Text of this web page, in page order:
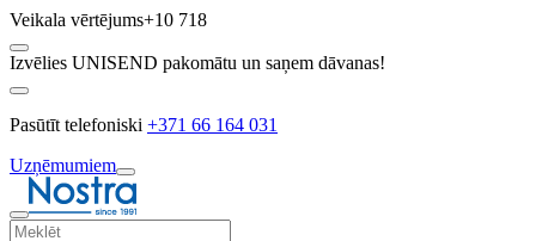
Veikala vērtējums+10 718
Izvēlies UNISEND pakomātu un saņem dāvanas!
Pasūtīt telefoniski +371 66 164 031
Uzņēmumiem